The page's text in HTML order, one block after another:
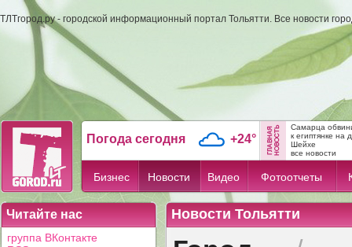
ТЛТгород.ру - городской информационный портал Тольятти. Все новости
Погода сегодня +24°
Самарца
к египтянке на
Шейхе
все новости
Бизнес Новости Видео Фотоотчеты
Читайте нас
группа ВКонтакте
Новости Тольятти